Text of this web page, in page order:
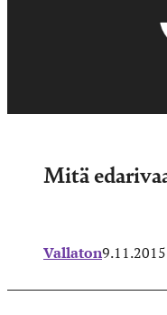
Mitä
Vallaton9.11.2015